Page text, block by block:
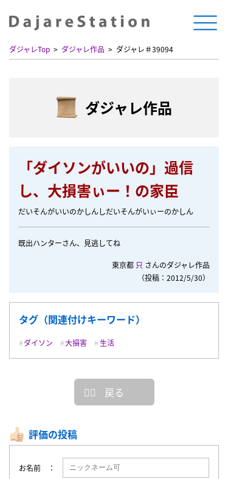
ダジャレTop ダジャレ作品 ダジャレ＃39094
ダジャレ作品
「ダイソンがいいの」過信
し、大損害ぃー！の家臣
だいそんがいいのかしんしだいそんがいぃーのかしん
既出ハンターさん、見逃してね
東京都 只 さんのダジャレ作品
（投稿：2012/5/30）
タグ（関連付けキーワード）
ダイソン 大損害 生活
戻る
評価の投稿
お名前